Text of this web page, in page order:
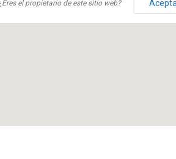
el propietario de este sitio web?